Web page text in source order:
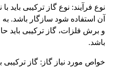
نوع فرآیند: نوع گاز ترکیبی باید
آن استفاده شود سازگار باشد.
و برش فلزات، گاز ترکیبی باید
باشد.
خواص مورد نیاز گاز: گاز ترکیبی